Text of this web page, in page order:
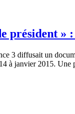
président
3 diffusait un
à janvier 2015.